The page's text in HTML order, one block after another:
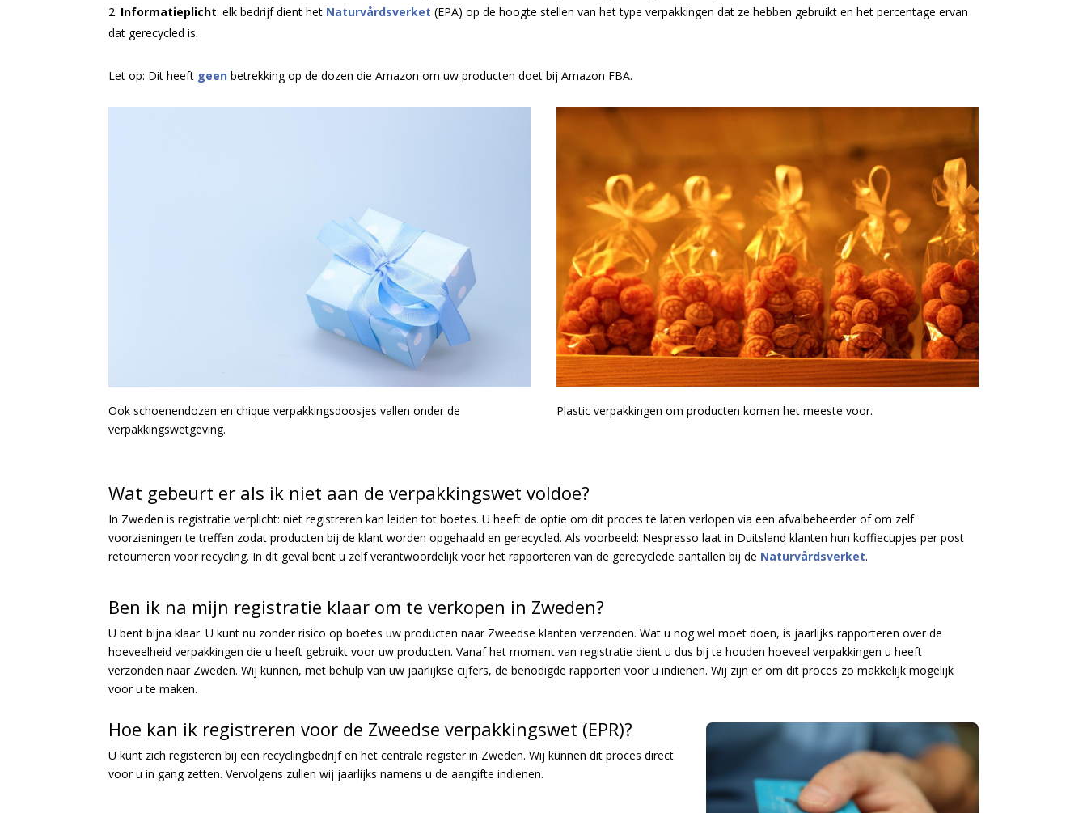
Informatieplicht: elk bedrijf dient het Naturvårdsverket (EPA)op de hoogte stellen van het type verpakkingen dat ze hebben gebruikt en het percentage ervan
dat gerecycled is.
Let op: Dit heeft geen betrekking op de dozen die Amazon om uw producten doet bij Amazon FBA.
Ook schoenendozen en chique verpakkingsdoosjes vallen onder de
verpakkingswetgeving.
Plastic verpakkingen om producten komen het meeste voor.
Wat gebeurt er als ik niet aan de verpakkingswet voldoe?
In Zweden is registratie verplicht: niet registreren kan leiden tot boetes. U heeft de optie om dit proces te laten verlopen via een afvalbeheerder of om zelf
voorzieningen te treffen zodat producten bij de klant worden opgehaald en gerecycled. Als voorbeeld: Nespresso laat in Duitsland klanten hun koffiecupjes per post
retourneren voor recycling. In dit geval bent u zelf verantwoordelijk voor het rapporteren van de gerecyclede aantallen bij de Naturvårdsverket.
Ben ik na mijn registratie klaar om te verkopen in Zweden?
U bent bijna klaar. U kunt nu zonder risico op boetes uw producten naar Zweedse klanten verzenden. Wat u nog wel moet doen, is jaarlijks rapporteren over de
hoeveelheid verpakkingen die u heeft gebruikt voor uw producten.Vanaf het moment van registratie dient u dus bij te houden hoeveel verpakkingen u heeft
verzonden naar Zweden. Wij kunnen, met behulp van uw jaarlijkse cijfers, de benodigde rapporten voor u indienen. Wij zijn er om dit proces zo makkelijk mogelijk
voor u te maken.
Hoe kan ik registreren voor de Zweedse verpakkingswet (EPR)?
U kunt zich registeren bij een recyclingbedrijf en het centrale register in Zweden. Wij kunnen dit proces direct
voor u in gang zetten. Vervolgens zullen wij jaarlijks namens u de aangifte indienen.